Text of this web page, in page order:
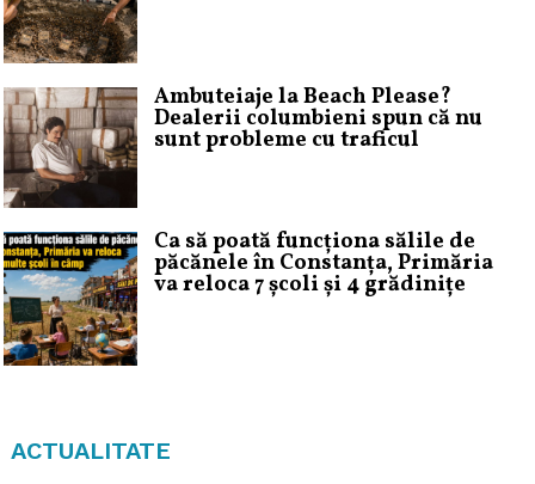
Ambuteiaje la Beach Please?
Dealerii columbieni spun că nu
sunt probleme cu traficul
Ca să poată funcționa sălile de
păcănele în Constanța, Primăria
va reloca 7 școli și 4 grădinițe
ACTUALITATE